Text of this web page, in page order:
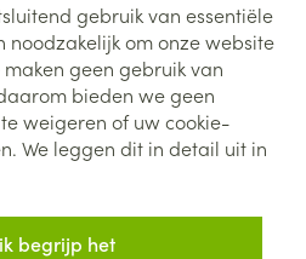
gebruik van essentiële
noodzakelijk om onze website
geen gebruik van
bieden we geen
weigeren of uw cookie-
We leggen dit in detail uit in
begrijp het